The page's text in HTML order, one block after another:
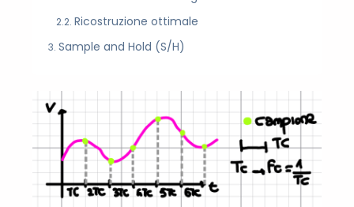
Ricostruzione ottimale
Sample and Hold (S/H)